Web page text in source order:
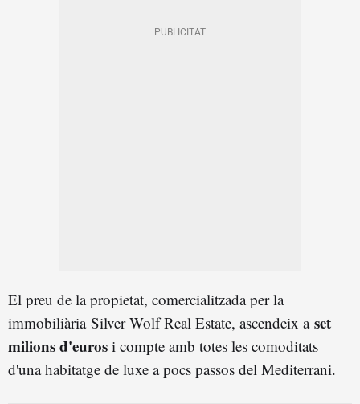
El preu de la propietat, comercialitzada per la
immobiliària Silver Wolf Real Estate, ascendeix a set
milions d'euros i compte amb totes les comoditats
d'una habitatge de luxe a pocs passos del Mediterrani.